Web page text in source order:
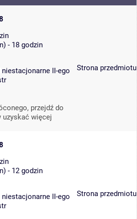
- 18 godzin
niestacjonarne II-ego
przejdź do
uzyskać więcej
Strona przedmiotu
- 12 godzin
niestacjonarne II-ego
Strona przedmiotu